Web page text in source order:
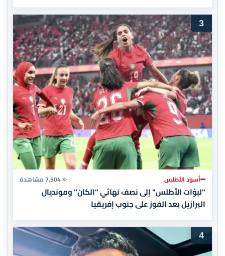
3
أسود الأطلس 7,504 مشاهدة
"لبؤات الأطلس" إلى نصف نهائي "الكان" ومونديال
البرازيل بعد الفوز على جنوب إفريقيا
4